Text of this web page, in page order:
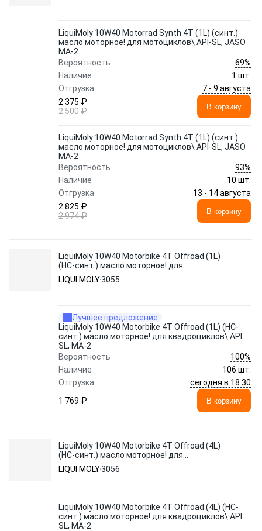
LiquiMoly 10W40 Motorrad Synth 4T (1L) (синт.)
масло моторное! для мотоциклов\ API-SL, JASO
MA-2
Вероятность
69%
Наличие
1 шт.
Отгрузка
7 - 9 августа
2 375 ₽
2 500 ₽
В корзину
LiquiMoly 10W40 Motorrad Synth 4T (1L) (синт.)
масло моторное! для мотоциклов\ API-SL, JASO
MA-2
Вероятность
93%
Наличие
10 шт.
Отгрузка
13 - 14 августа
2 825 ₽
2 974 ₽
В корзину
LiquiMoly 10W40 Motorbike 4T Offroad (1L)
(НС-синт.) масло моторное! для
квадроциклов\ API SL, MA-2
LIQUI MOLY3055
Лучшее предложение
LiquiMoly 10W40 Motorbike 4T Offroad (1L) (НС-
синт.) масло моторное! для квадроциклов\ API
SL, MA-2
Вероятность
100%
Наличие
106 шт.
Отгрузка
сегодня в 18:30
1 769 ₽
В корзину
LiquiMoly 10W40 Motorbike 4T Offroad (4L)
(НС-синт.) масло моторное! для
квадроциклов\ API SL, MA-2
LIQUI MOLY3056
LiquiMoly 10W40 Motorbike 4T Offroad (4L) (НС-
синт.) масло моторное! для квадроциклов\ API
SL, MA-2